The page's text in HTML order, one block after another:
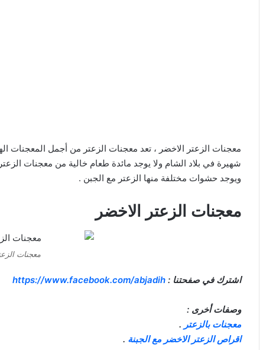
معجنات الزعتر الاخضر ، تعد معجنات الزعتر من أجمل المعجنات
شهيرة في بلاد الشام ولا يوجد مائدة طعام خالية من معجنات
ويوجد حشوات مختلفة منها الزعتر مع الجبن .
معجنات الزعتر الاخضر
معجنات
اشترك في صفحتنا :https://www.facebook.com/abjadih
وصفات أخرى :
معجنات بالزعتر .
اقراص الزعتر الاخضر مع الجبنة .